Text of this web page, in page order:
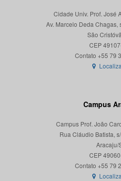
Cidade Univ. Prof. José
Av. Marcelo Deda Chagas,
São
CEP
Campus
Campus Prof. João
Rua Cláudio Batista,
Aracaju/
CEP